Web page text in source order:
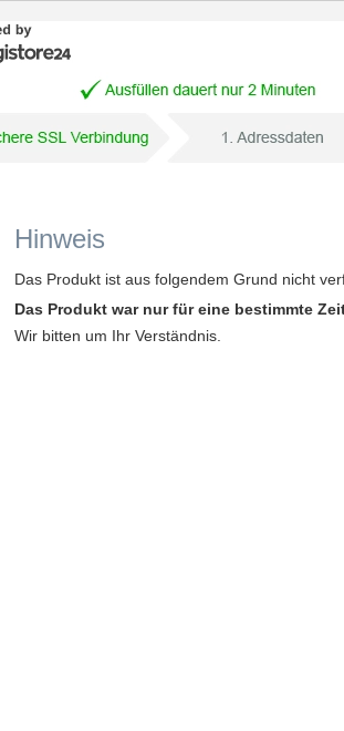
Hinweis
Das Produkt ist aus folgendem Grund nicht
Das Produkt war nur für eine bestimmte
Wir bitten um Ihr Verständnis.